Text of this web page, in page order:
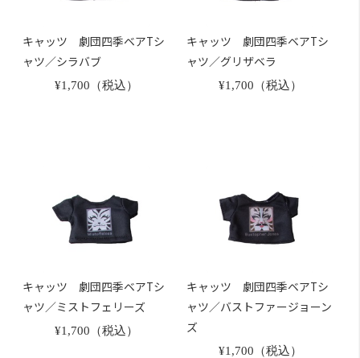
キャッツ 劇団四季ベアTシ
ャツ／シラバブ
¥1,700（税込）
キャッツ 劇団四季ベアTシ
ャツ／グリザベラ
¥1,700（税込）
キャッツ 劇団四季ベアTシ
ャツ／ミストフェリーズ
¥1,700（税込）
キャッツ 劇団四季ベアTシ
ャツ／バストファージョーン
ズ
¥1,700（税込）